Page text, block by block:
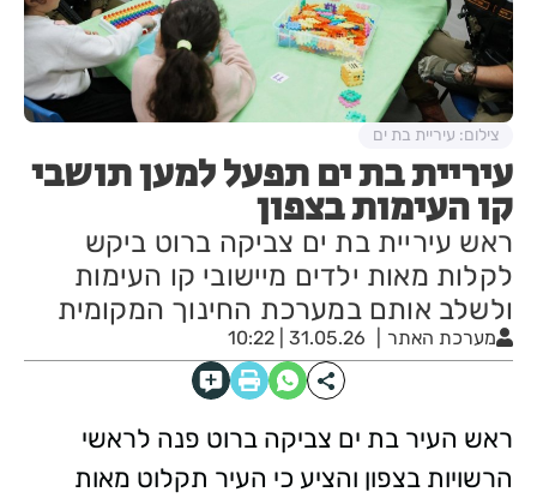
עיריית בת ים תפעל למען תושבי
קו העימות בצפון
ראש עיריית בת ים צביקה ברוט ביקש
לקלות מאות ילדים מיישובי קו העימות
ולשלב אותם במערכת החינוך המקומית
מערכת האתר 31.05.26 | 10:22
צילום: עיריית בת ים
ראש העיר בת ים צביקה ברוט פנה לראשי
הרשויות בצפון והציע כי העיר תקלוט מאות